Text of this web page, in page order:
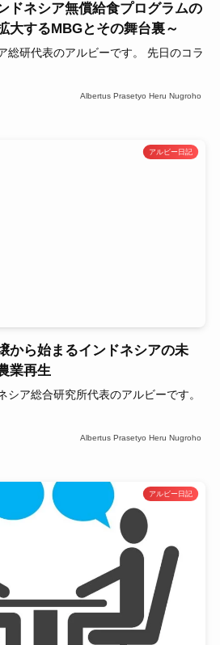
ドネシア無償給食プログラムの
大するMBGとその舞台裏～
総研代表のアルビーです。 先日のコラ
Albertus Prasetyo Heru Nugroho
アルビー日記
から始まるインドネシアの未
業再生
シア総合研究所代表のアルビーです。
Albertus Prasetyo Heru Nugroho
アルビー日記